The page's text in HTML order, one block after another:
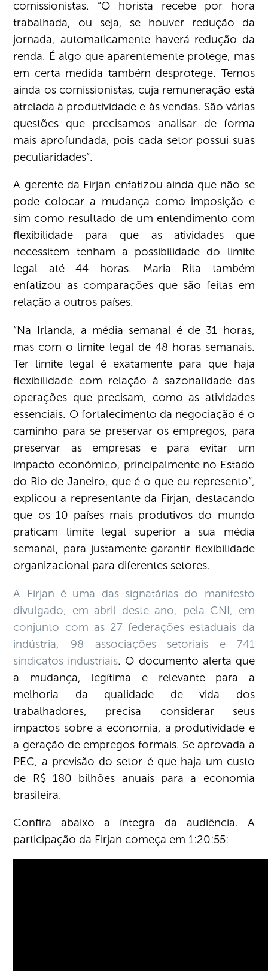
comissionistas. “O horista recebe por hora
trabalhada, ou seja, se houver redução da
jornada, automaticamente haverá redução da
renda. É algo que aparentemente protege, mas
em certa medida também desprotege. Temos
ainda os comissionistas, cuja remuneração está
atrelada à produtividade e às vendas. São várias
questões que precisamos analisar de forma
mais aprofundada, pois cada setor possui suas
peculiaridades”.
A gerente da Firjan enfatizou ainda que não se
pode colocar a mudança como imposição e
sim como resultado de um entendimento com
flexibilidade para que as atividades que
necessitem tenham a possibilidade do limite
legal até 44 horas. Maria Rita também
enfatizou as comparações que são feitas em
relação a outros países.
“Na Irlanda, a média semanal é de 31 horas,
mas com o limite legal de 48 horas semanais.
Ter limite legal é exatamente para que haja
flexibilidade com relação à sazonalidade das
operações que precisam, como as atividades
essenciais. O fortalecimento da negociação é o
caminho para se preservar os empregos, para
preservar as empresas e para evitar um
impacto econômico, principalmente no Estado
do Rio de Janeiro, que é o que eu represento”,
explicou a representante da Firjan, destacando
que os 10 países mais produtivos do mundo
praticam limite legal superior a sua média
semanal, para justamente garantir flexibilidade
organizacional para diferentes setores.
A Firjan é uma das signatárias do manifesto
divulgado, em abril deste ano, pela CNI, em
conjunto com as 27 federações estaduais da
indústria, 98 associações setoriais e 741
sindicatos industriais. O documento alerta que
a mudança, legítima e relevante para a
melhoria da qualidade de vida dos
trabalhadores, precisa considerar seus
impactos sobre a economia, a produtividade e
a geração de empregos formais. Se aprovada a
PEC, a previsão do setor é que haja um custo
de R$ 180 bilhões anuais para a economia
brasileira.
Confira abaixo a íntegra da audiência. A
participação da Firjan começa em 1:20:55: